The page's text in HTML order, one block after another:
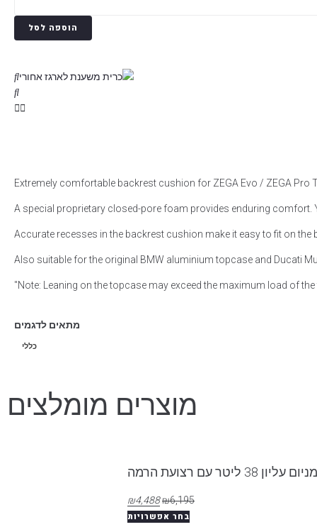
הוספה לסל
Extremely comfortable backrest cushion for ZEGA Evo / ZEGA Pro
A special proprietary closed-pore foam provides enduring comfort.
Accurate recesses in the backrest cushion make it easy to fit on the
Also suitable for the original BMW aluminium topcase and Ducati
"Note: Leaning on the topcase may exceed the maximum load of
מתאים לדגמים
כללי
מוצרים מומלצים
38 ליטר עם רצועת הרמה
₪6,195
₪4,488
בחר אפשרויות